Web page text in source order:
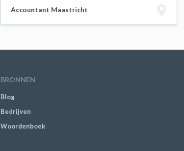
Accountant Maastricht
BRONNEN
Blog
Bedrijven
Woordenboek